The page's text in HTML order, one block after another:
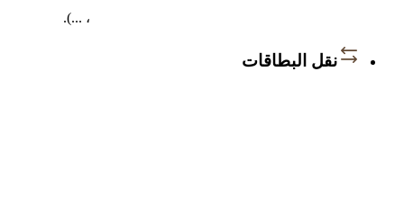
، ...).
نقل البطاقات